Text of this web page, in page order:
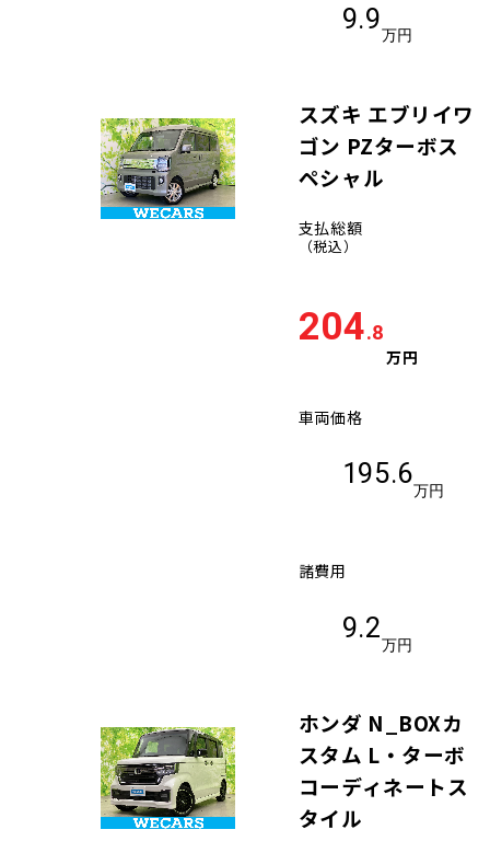
9.9
万円
スズキ エブリイワ
ゴン PZターボス
ペシャル
支払総額
（税込）
204.8
万円
車両価格
195.6
万円
諸費用
9.2
万円
ホンダ N_BOXカ
スタム L・ターボ
コーディネートス
タイル